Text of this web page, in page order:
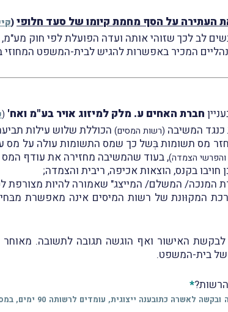
העתירה על הסף מחמת קיומו של סעד חלופי(
הקבוע בסעיף 45(ד) לחוק בתי דין מינהליים המכיר באפשרות להגיש
חברת האחים ע. מלק למיזוג אויר בע"מ ואח' (
(רשות המסים) הכוללת שלוש עילות
מס תשומות בְּשל כך שמס התשומות עולה על מס
והפרשי הצמדה), בעוד שהמשיבה מחזירה את עודף המס
בקנס, הוצאות אכיפה, ריבית והצמדה;
למרות שהמערכת המקוּונת של רשות המיסים אינה
של בית-המשפט.
*
* נזכיר, כי לפי סעיף 9 לחוק